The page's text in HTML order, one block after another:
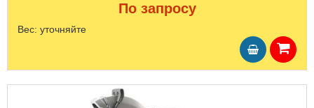
По запросу
Вес: уточняйте